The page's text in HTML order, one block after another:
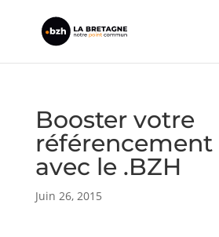
Booster votre
référencement
avec le .BZH
Juin 26, 2015